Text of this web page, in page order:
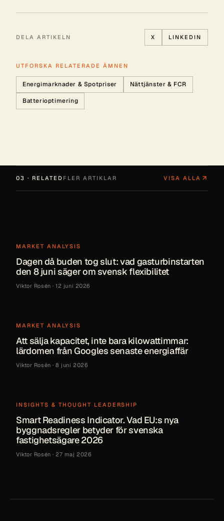
DELA ARTIKELN X LINKEDIN
UTFORSKA RELATERADE ÄMNEN
Energimarknader & Spotpriser Nättjänster & FCR
Batterioptimering
03 · RELATED FLER ARTIKLAR VISA ALLA
MARKET ANALYSIS
Dagen då buden tog slut: vad gasturbinstarten
den 8 juni säger om svensk flexibilitet
Viktor Rosén ·12 juni 2026
MARKET ANALYSIS
Att sälja kapacitet, inte bara kilowattimmar:
lärdomen från Googles senaste energiaffär
Viktor Rosén ·8 juni 2026
INSIGHTS & THOUGHT LEADERSHIP
Smart Readiness Indicator. Vad EU:s nya
byggnadsregler betyder för svenska
fastighetsägare 2026
Viktor Rosén · 27 maj 2026